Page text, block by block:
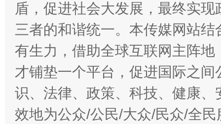
盾，促进社会大发展，最终实
三者的和谐统一。本传媒网站
有生力，借助全球互联网主阵
才铺垫一个平台，促进国际之
识、法律、政策、科技、健康
效地为公众/公民/大众/民众/全